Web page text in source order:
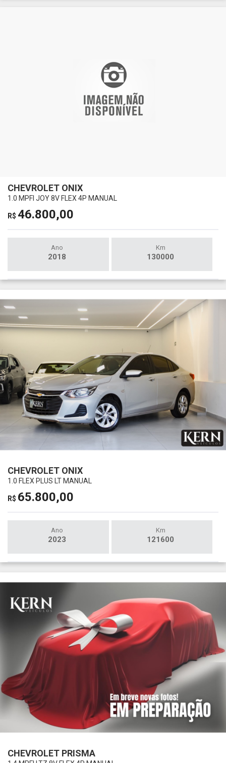
CHEVROLET ONIX
1.0 MPFI JOY 8V FLEX 4P MANUAL
R$ 46.800,00
Ano
2018
Km
130000
CHEVROLET ONIX
1.0 FLEX PLUS LT MANUAL
R$ 65.800,00
Ano
2023
Km
121600
CHEVROLET PRISMA